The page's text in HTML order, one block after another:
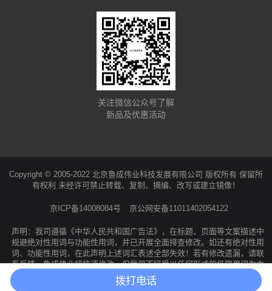
关注微信公众号了解
新品及优惠活动
Copyright © 2005-2022 北京鲁成伟业科技发展有限公司 版权所有 保留所
有权利 未经许可禁止转载、复制、摘编、改写或建立镜像！
京ICP备14008084号 京公网安备11011402054122
声明：我司遵循《中华人民共和国广告法》，在标题、页面等文案描述中
规避绝对性用词与功能性用词，并已开展全面排查修改。如还有绝对性用
词、功能性用词，在此声明上述词汇表述全部失效！若有修改遗漏，请联
系反馈，鲁成伟业将快速修改。但我司不接受以任何形式的极限用词为由
提出的索赔、投诉等要求！所有访问本公司网页的人员均视为同意并接受
本声明。特此声明！
拨打电话